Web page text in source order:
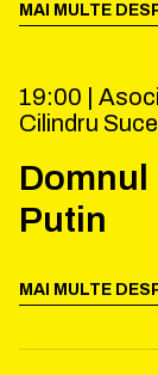
MAI MULTE
19:00 |
Cilindru
Putin
MAI MULTE